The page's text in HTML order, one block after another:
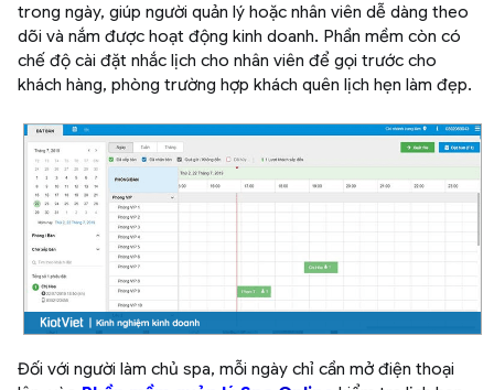
trong ngày, giúp người quản lý hoặc nhân viên dễ dàng theo
dõi và nắm được hoạt động kinh doanh. Phần mềm còn có
chế độ cài đặt nhắc lịch cho nhân viên để gọi trước cho
khách hàng, phòng trường hợp khách quên lịch hẹn làm đẹp.
Đối với người làm chủ spa, mỗi ngày chỉ cần mở điện thoại